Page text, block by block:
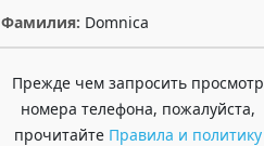
Фамилия: Domnica
Прежде чем запросить просмотр
номера телефона, пожалуйста,
прочитайте Правила и политику